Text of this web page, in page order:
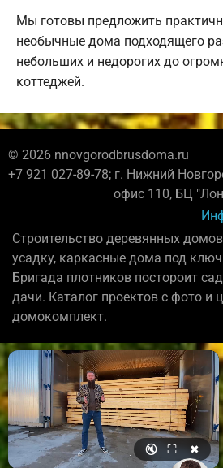
Мы готовы предложить
необычные дома подходящего
небольших и недорогих до
коттеджей.
© 2026 nnovgorodbrusdoma.ru
+7 921 027-89-78; г. Нижний
офис 110, БЦ
Строительство деревянных
усадку, каркасные дома под
Бригада плотников постороит
дачи. Каталог проектов с фото и
домокомплект.
🔇 ⛶ ✖